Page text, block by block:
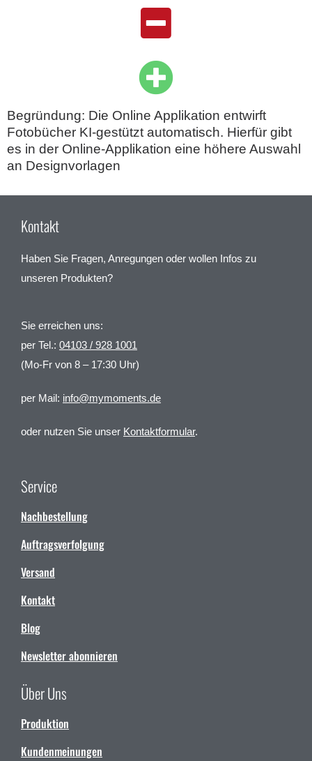
Begründung: Die Online Applikation entwirft
Fotobücher KI-gestützt automatisch. Hierfür gibt
es in der Online-Applikation eine höhere Auswahl
an Designvorlagen
Kontakt
Haben Sie Fragen, Anregungen oder wollen Infos zu
unseren Produkten?
Sie erreichen uns:
per Tel.: 04103 / 928 1001
(Mo-Fr von 8 – 17:30 Uhr)
per Mail: info@mymoments.de
oder nutzen Sie unser Kontaktformular.
Service
Nachbestellung
Auftragsverfolgung
Versand
Kontakt
Blog
Newsletter abonnieren
Über Uns
Produktion
Kundenmeinungen